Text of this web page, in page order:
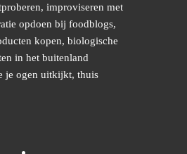
improviseren met
opdoen bij foodblogs,
kopen, biologische
in het buitenland
je ogen uitkijkt, thuis